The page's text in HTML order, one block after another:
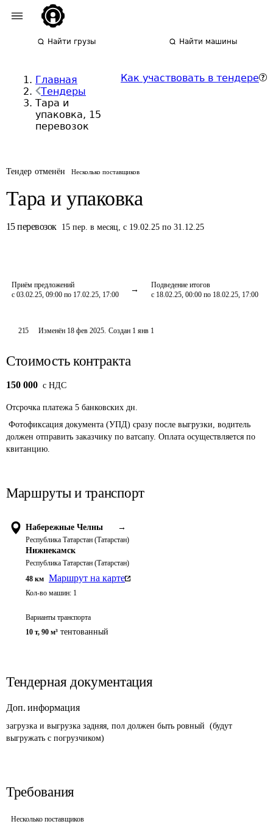
Найти грузы Найти машины
Главная
Тендеры
Тара и
упаковка, 15
перевозок
Как участвовать в тендере
Тендер отменён Несколько поставщиков
Тара и упаковка
15 перевозок 15 пер. в месяц, с 19.02.25 по 31.12.25
Приём предложений
с 03.02.25, 09:00 по 17.02.25, 17:00
Подведение итогов
с 18.02.25, 00:00 по 18.02.25, 17:00
215 Изменён 18 фев 2025. Создан 1 янв 1
Стоимость контракта
150 000 c НДС
Отсрочка платежа 5 банковских дн.
должен отправить заказчику по ватсапу. Оплата осуществляется по
квитанцию.
Маршруты и транспорт
Набережные Челны →
Республика Татарстан (Татарстан)
Нижнекамск
Республика Татарстан (Татарстан)
48 км Маршрут на карте
Кол-во машин: 1
Варианты транспорта
10 т, 90 м³ тентованный
Тендерная документация
Доп. информация
загрузка и выгрузка задняя, пол должен быть ровный  (будут
выгружать с погрузчиком)
Требования
Несколько поставщиков